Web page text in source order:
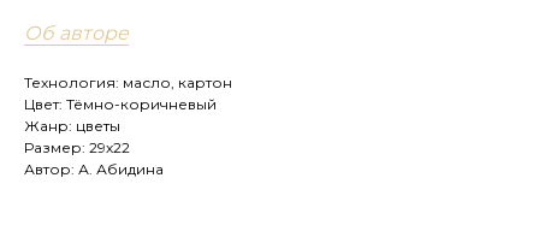
Об авторе
Технология: масло, картон
Цвет: Тёмно-коричневый
Жанр: цветы
Размер: 29х22
Автор: А. Абидина